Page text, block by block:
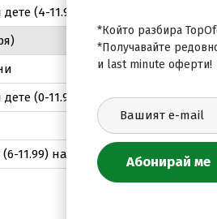
(4-11.99) на допълнително
(0-11.99) на допълнително
11.99) на допълнително легло
*Който разбира
*Получавайте
и last minute оферти!